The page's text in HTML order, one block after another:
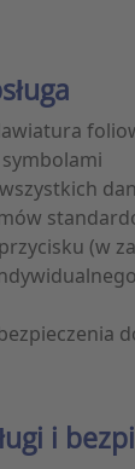
(w
i